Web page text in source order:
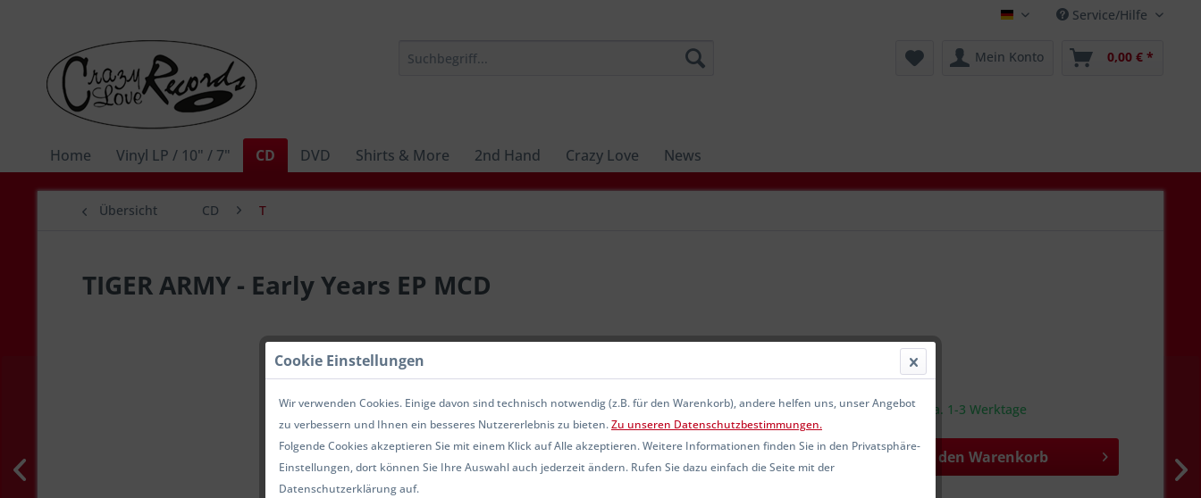
Deutsch Service/Hilfe
Mein Konto 0,00 € *
Home Vinyl LP / 10" / 7" CD DVD Shirts & More 2nd Hand Crazy Love News
Übersicht CD T
TIGER ARMY - Early Years EP MCD
Sofort versandfertig, Lieferzeit ca. 1-3 Werktage
In den Warenkorb
Cookie Einstellungen
Wir verwenden Cookies. Einige davon sind technisch notwendig (z.B. für den Warenkorb), andere helfen uns, unser Angebot
zu verbessern und Ihnen ein besseres Nutzererlebnis zu bieten.Zu unseren Datenschutzbestimmungen.
Folgende Cookies akzeptieren Sie mit einem Klick auf Alle akzeptieren. Weitere Informationen finden Sie in den Privatsphäre-
Einstellungen, dort können Sie Ihre Auswahl auch jederzeit ändern. Rufen Sie dazu einfach die Seite mit der
Datenschutzerklärung auf.